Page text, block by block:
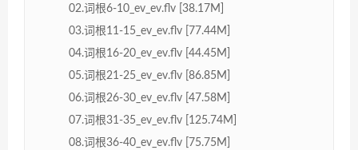
02.词根6-10_ev_ev.flv [38.17M]
03.词根11-15_ev_ev.flv [77.44M]
04.词根16-20_ev_ev.flv [44.45M]
05.词根21-25_ev_ev.flv [86.85M]
06.词根26-30_ev_ev.flv [47.58M]
07.词根31-35_ev_ev.flv [125.74M]
08.词根36-40_ev_ev.flv [75.75M]